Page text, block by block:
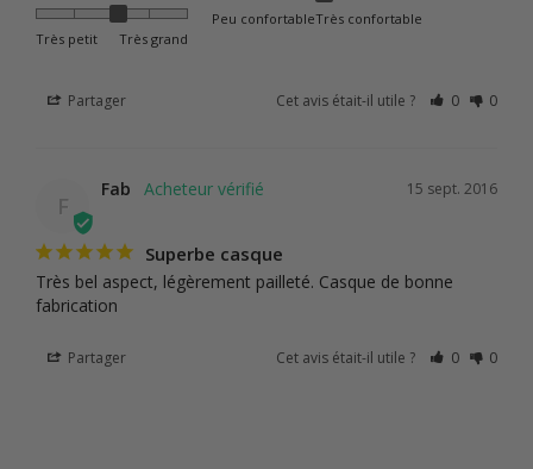
Très petit Très grand
Peu confortableTrès confortable
Partager Cet avis était-il utile ? 0 0
F
15 sept. 2016
Fab
Superbe casque
Très bel aspect, légèrement pailleté. Casque de bonne
fabrication
Partager Cet avis était-il utile ? 0 0